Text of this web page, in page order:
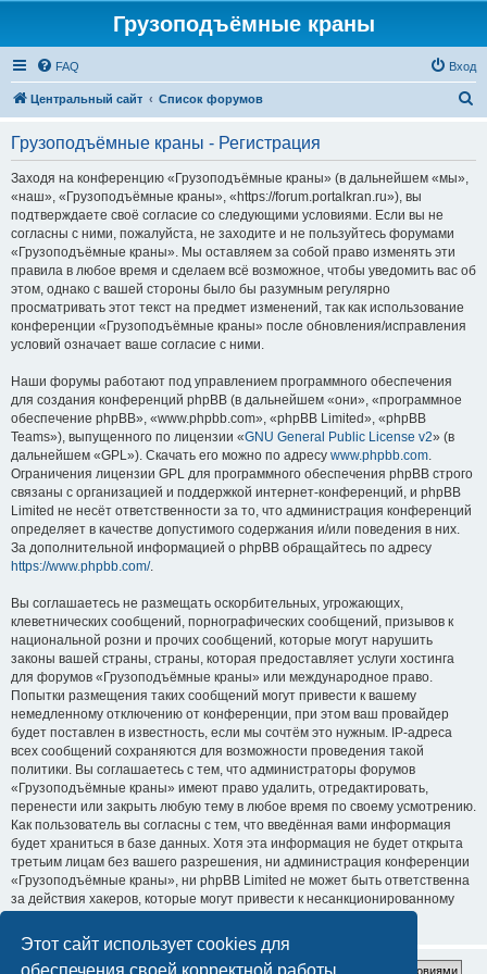
Этот сайт использует cookies для
обеспечения своей корректной работы.
Грузоподъёмные краны
FAQ Вход
Центральный сайт Список форумов
Грузоподъёмные краны - Регистрация
Заходя на конференцию «Грузоподъёмные краны» (в дальнейшем «мы»,
«наш», «Грузоподъёмные краны», «https://forum.portalkran.ru»), вы
подтверждаете своё согласие со следующими условиями. Если вы не
согласны с ними, пожалуйста, не заходите и не пользуйтесь форумами
«Грузоподъёмные краны». Мы оставляем за собой право изменять эти
правила в любое время и сделаем всё возможное, чтобы уведомить вас об
этом, однако с вашей стороны было бы разумным регулярно
просматривать этот текст на предмет изменений, так как использование
конференции «Грузоподъёмные краны» после обновления/исправления
условий означает ваше согласие с ними.
Наши форумы работают под управлением программного обеспечения
для создания конференций phpBB (в дальнейшем «они», «программное
обеспечение phpBB», «www.phpbb.com», «phpBB Limited», «phpBB
Teams»), выпущенного по лицензии «GNU General Public License v2» (в
дальнейшем «GPL»). Скачать его можно по адресу www.phpbb.com.
Ограничения лицензии GPL для программного обеспечения phpBB строго
связаны с организацией и поддержкой интернет-конференций, и phpBB
Limited не несёт ответственности за то, что администрация конференций
определяет в качестве допустимого содержания и/или поведения в них.
За дополнительной информацией о phpBB обращайтесь по адресу
https://www.phpbb.com/.
Вы соглашаетесь не размещать оскорбительных, угрожающих,
клеветнических сообщений, порнографических сообщений, призывов к
национальной розни и прочих сообщений, которые могут нарушить
законы вашей страны, страны, которая предоставляет услуги хостинга
для форумов «Грузоподъёмные краны» или международное право.
Попытки размещения таких сообщений могут привести к вашему
немедленному отключению от конференции, при этом ваш провайдер
будет поставлен в известность, если мы сочтём это нужным. IP-адреса
всех сообщений сохраняются для возможности проведения такой
политики. Вы соглашаетесь с тем, что администраторы форумов
«Грузоподъёмные краны» имеют право удалить, отредактировать,
перенести или закрыть любую тему в любое время по своему усмотрению.
Как пользователь вы согласны с тем, что введённая вами информация
будет храниться в базе данных. Хотя эта информация не будет открыта
третьим лицам без вашего разрешения, ни администрация конференции
«Грузоподъёмные краны», ни phpBB Limited не может быть ответственна
за действия хакеров, которые могут привести к несанкционированному